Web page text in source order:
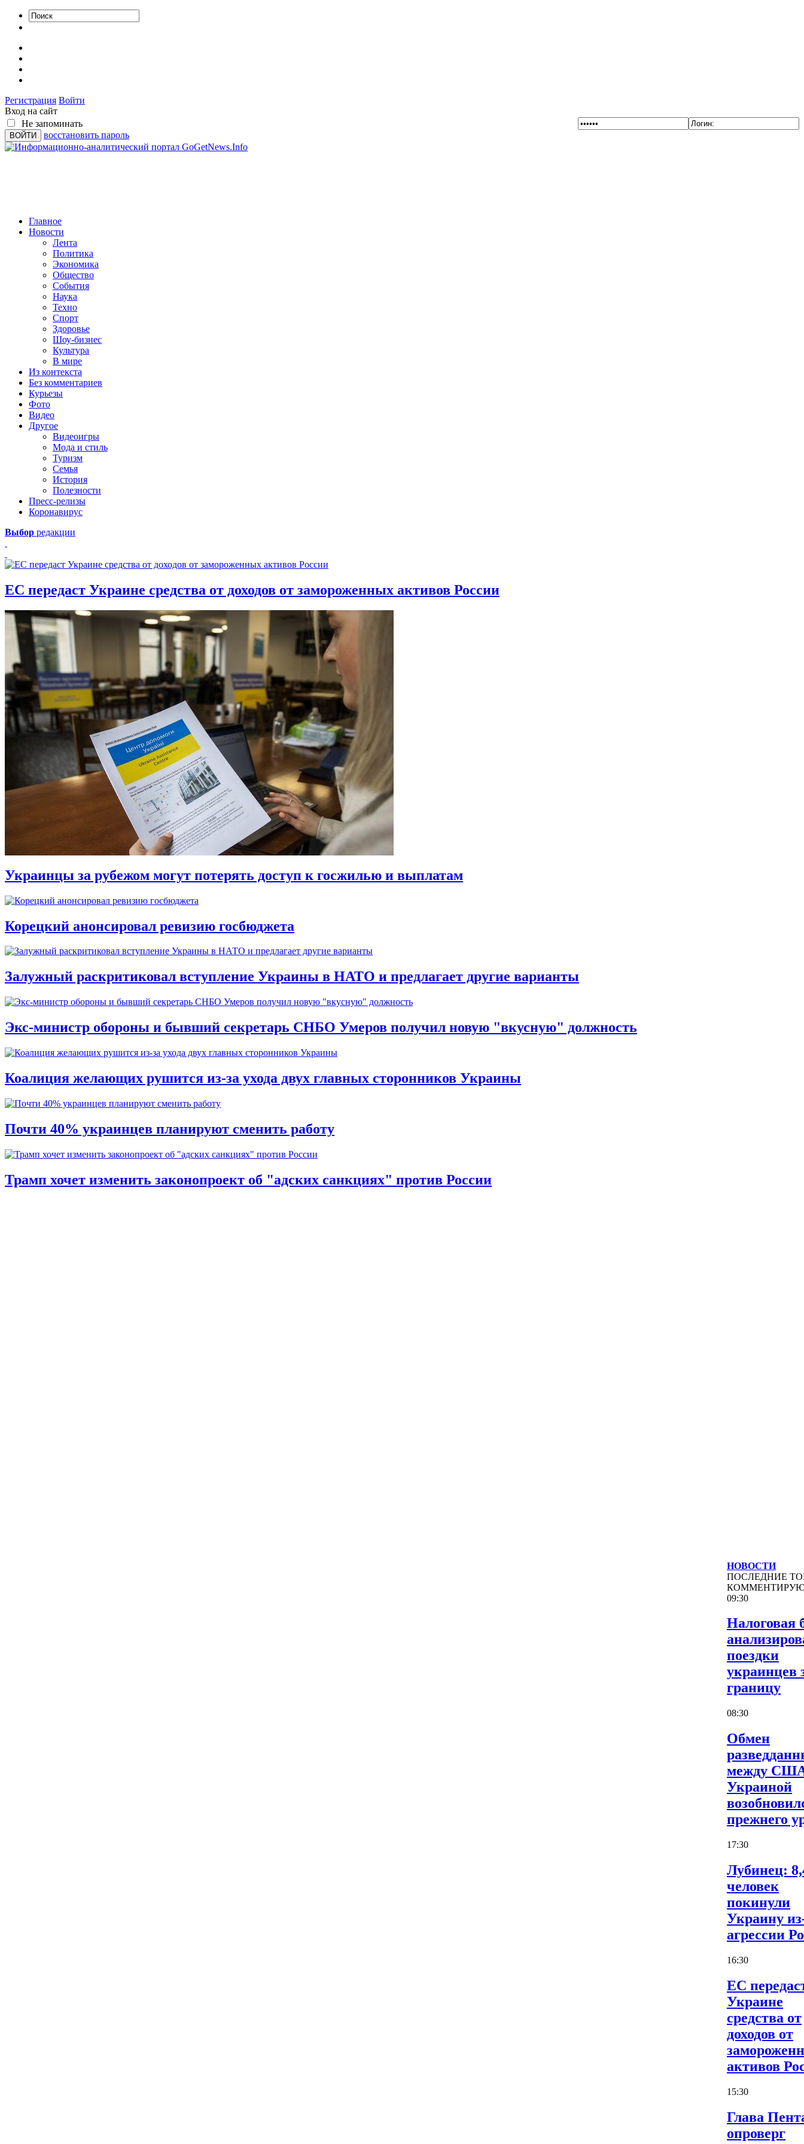
Регистрация Войти
Вход на сайт
Не запоминать
восстановить пароль
Главное
Новости
Лента
Политика
Экономика
Общество
События
Наука
Техно
Спорт
Здоровье
Шоу-бизнес
Культура
В мире
Из контекста
Без комментариев
Курьезы
Фото
Видео
Другое
Видеоигры
Мода и стиль
Туризм
Семья
История
Полезности
Пресс-релизы
Коронавирус
Выбор редакции
ЕС передаст Украине средства от доходов от замороженных активов России
Украинцы за рубежом могут потерять доступ к госжилью и выплатам
Корецкий анонсировал ревизию госбюджета
Залужный раскритиковал вступление Украины в НАТО и предлагает другие варианты
Экс-министр обороны и бывший секретарь СНБО Умеров получил новую "вкусную" должность
Коалиция желающих рушится из-за ухода двух главных сторонников Украины
Почти 40% украинцев планируют сменить работу
Трамп хочет изменить законопроект об "адских санкциях" против России
НОВОСТИ
ПОСЛЕДНИЕ
09:30
Налоговая
поездки
украинцев
границу
08:30
Обмен
между
Украиной
прежнего
17:30
Лубинец:
человек
покинули
Украину
агрессии
16:30
ЕС
Украине
средства от
доходов от
активов
15:30
Глава
опроверг